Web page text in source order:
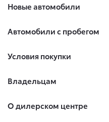
Новые автомобили
Автомобили с пробегом
Условия покупки
Владельцам
О дилерском центре